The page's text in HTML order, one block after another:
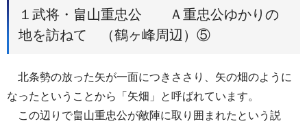
１武将・畠山重忠公 Ａ重忠公ゆかりの
地を訪ねて （鶴ヶ峰周辺）⑤
北条勢の放った矢が一面につきささり、矢の畑のように
なったということから「矢畑」と呼ばれています。
この辺りで畠山重忠公が敵陣に取り囲まれたという説